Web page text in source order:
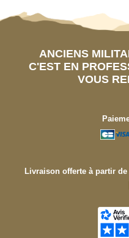
ANCIENS
C'EST EN
VOUS
Livraison offerte à partir